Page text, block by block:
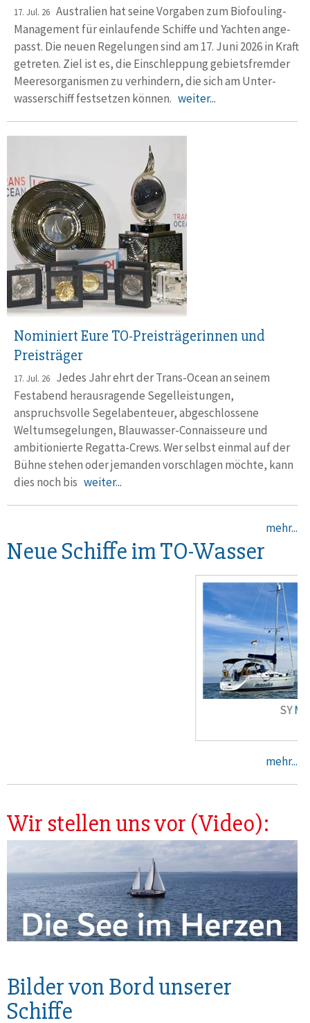
17. Jul. 26 Australien hat seine Vorgaben zum Biofouling-
Manage­ment für einlau­fende Schiffe und Yachten ange­
passt. Die neuen Rege­lungen sind am 17. Juni 2026 in Kraft
getreten. Ziel ist es, die Ein­schlep­pung gebiets­fremder
Meeres­orga­nismen zu ver­hindern, die sich am Unter­
wasser­schiff fest­setzen können. weiter...
Nominiert Eure TO-Preisträgerinnen und
Preisträger
17. Jul. 26 Jedes Jahr ehrt der Trans-Ocean an seinem
Festabend herausragende Segelleistungen,
anspruchsvolle Segelabenteuer, abgeschlossene
Weltumsegelungen, Blauwasser-Connaisseure und
ambitionierte Regatta-Crews. Wer selbst einmal auf der
Bühne stehen oder jemanden vorschlagen möchte, kann
dies noch bis weiter...
mehr...
Neue Schiffe im TO-Wasser
SY
mehr...
Wir stellen uns vor (Video):
Bilder von Bord unserer
Schiffe